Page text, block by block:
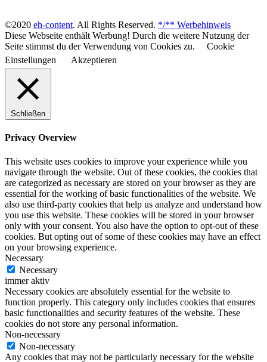
©2020 eh-content. All Rights Reserved. */** Werbehinweis
Diese Webseite enthält Werbung! Durch die weitere Nutzung der
Seite stimmst du der Verwendung von Cookies zu.
Cookie
Einstellungen
Akzeptieren
Schließen
Privacy Overview
This website uses cookies to improve your experience while you
navigate through the website. Out of these cookies, the cookies that
are categorized as necessary are stored on your browser as they are
essential for the working of basic functionalities of the website. We
also use third-party cookies that help us analyze and understand how
you use this website. These cookies will be stored in your browser
only with your consent. You also have the option to opt-out of these
cookies. But opting out of some of these cookies may have an effect
on your browsing experience.
Necessary
Necessary
immer aktiv
Necessary cookies are absolutely essential for the website to
function properly. This category only includes cookies that ensures
basic functionalities and security features of the website. These
cookies do not store any personal information.
Non-necessary
Non-necessary
Any cookies that may not be particularly necessary for the website